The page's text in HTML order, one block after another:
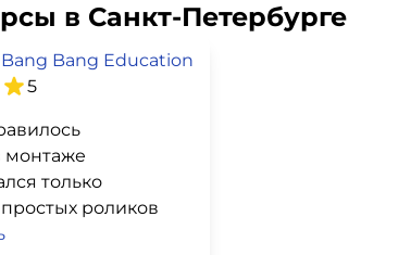
в Санкт-Петербурге
Bang Bang Education
5
монтаже
только
роликов